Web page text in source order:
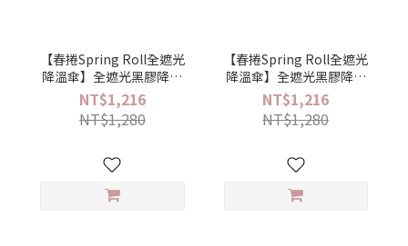
【春捲Spring Roll全遮光
降溫傘】全遮光黑膠降溫
手開迷你口袋傘(海灘漫步)
NT$1,216
NT$1,280
【春捲Spring Roll全遮光
降溫傘】全遮光黑膠降溫
手開迷你口袋傘(法式粉點)
NT$1,216
NT$1,280